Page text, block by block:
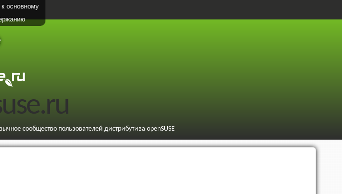
к основному
сообщество пользователей дистрибутива openSUSE